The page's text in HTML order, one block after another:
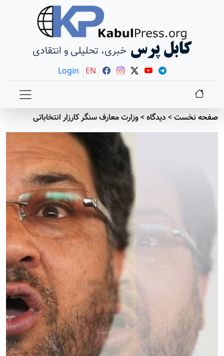
کابل پرس خبری، تحلیلی و انتقادی
Login EN
صفحه نخست> دیدگاه>وزارت معارف سنگر کارزار انتخاباتی